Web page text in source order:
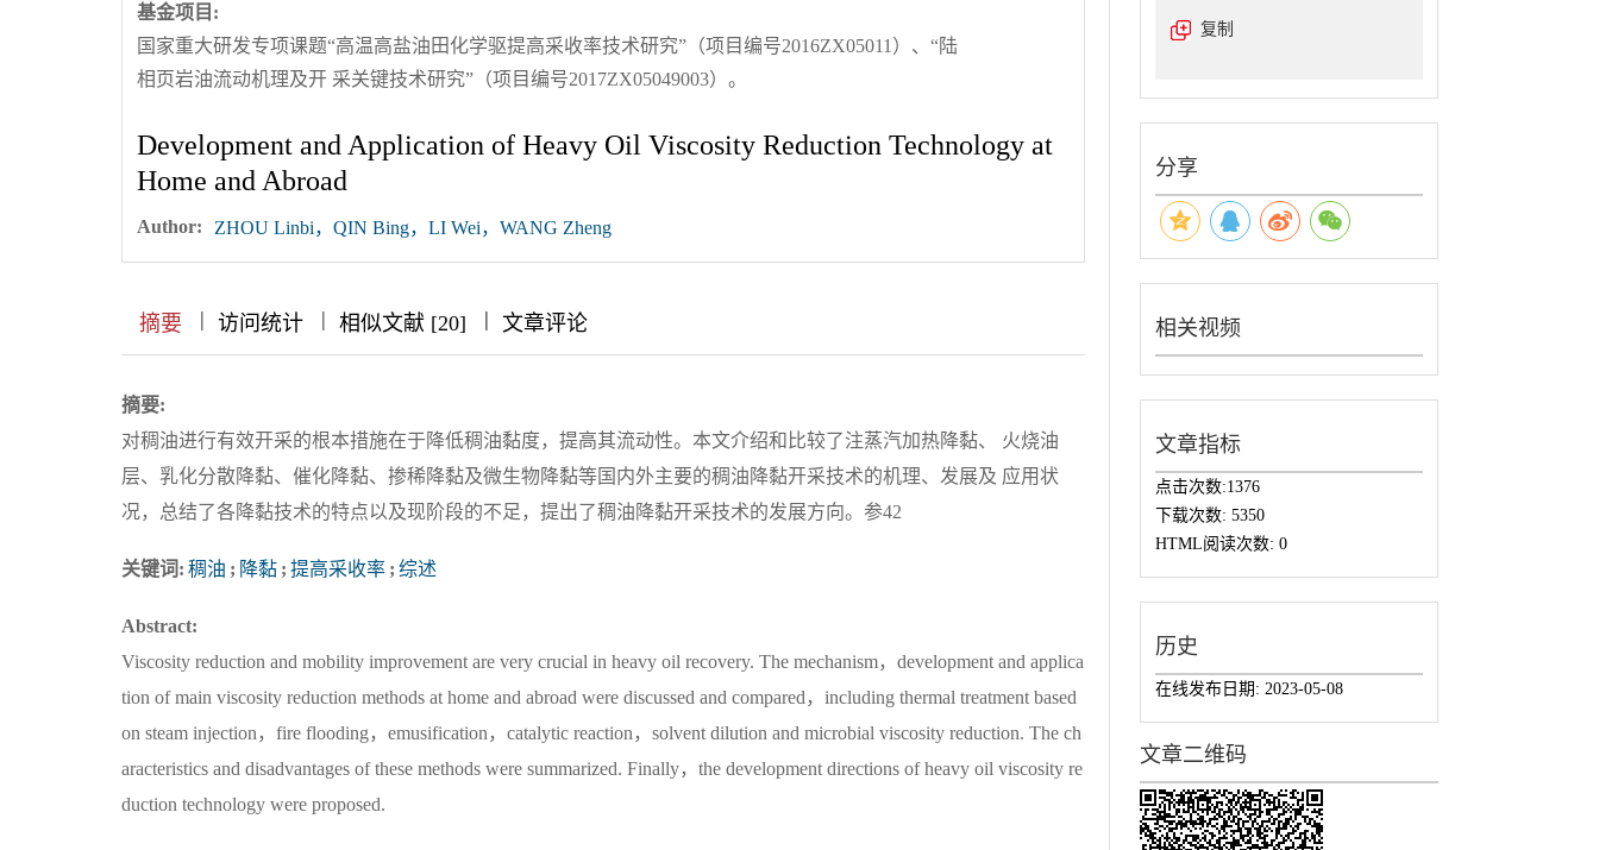
基金项目:
国家重大研发专项课题“高温高盐油田化学驱提高采收率技术研究”（项目编号2016ZX05011）、“陆
相页岩油流动机理及开 采关键技术研究”（项目编号2017ZX05049003）。
Development and Application of Heavy Oil Viscosity Reduction Technology at
Home and Abroad
Author: ZHOU Linbi，QIN Bing，LI Wei，WANG Zheng
摘要 || 访问统计 || 相似文献 [20] ||| 文章评论
摘要:
对稠油进行有效开采的根本措施在于降低稠油黏度，提高其流动性。本文介绍和比较了注蒸汽加热降黏、 火烧油
层、乳化分散降黏、催化降黏、掺稀降黏及微生物降黏等国内外主要的稠油降黏开采技术的机理、发展及 应用状
况，总结了各降黏技术的特点以及现阶段的不足，提出了稠油降黏开采技术的发展方向。参42
关键词: 稠油 ; 降黏 ; 提高采收率 ; 综述
Abstract:
Viscosity reduction and mobility improvement are very crucial in heavy oil recovery. The mechanism，development and applica
tion of main viscosity reduction methods at home and abroad were discussed and compared，including thermal treatment based
on steam injection，fire flooding，emusification，catalytic reaction，solvent dilution and microbial viscosity reduction. The ch
aracteristics and disadvantages of these methods were summarized. Finally，the development directions of heavy oil viscosity re
duction technology were proposed.
复制
分享
相关视频
文章指标
点击次数:1376
下载次数: 5350
HTML阅读次数: 0
历史
在线发布日期: 2023-05-08
文章二维码